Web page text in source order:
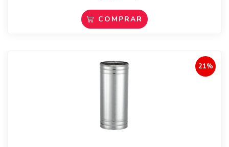
COMPRAR
21%